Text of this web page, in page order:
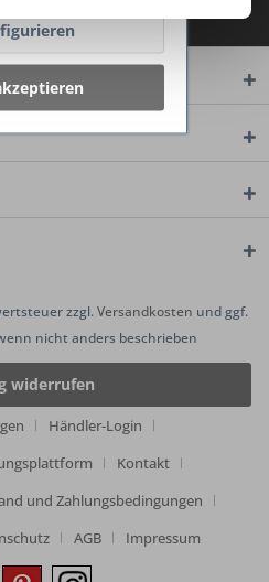
zzgl.Versandkosten und ggf.
nicht anders beschrieben
widerrufen
Händler-Login
Kontakt
und Zahlungsbedingungen
AGB Impressum